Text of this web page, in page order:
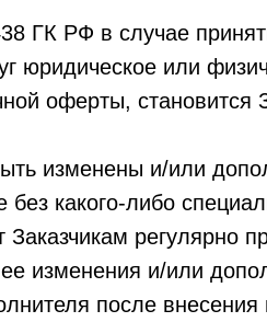
ГК РФ в случае
юридическое или
оферты,
изменены и/или
какого-либо
регулярно
изменения и/или
после